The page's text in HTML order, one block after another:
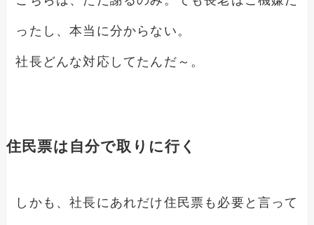
ったし、本当に分からない。
社長どんな対応してたんだ～。
住民票は自分で取りに行く
しかも、社長にあれだけ住民票も必要と言って